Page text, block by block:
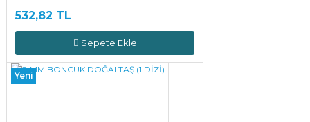
532,82 TL
Sepete Ekle
Yeni